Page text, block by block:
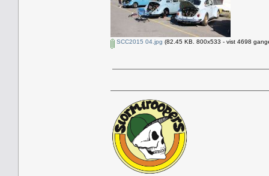
SCC2015 04.jpg (82.45 KB. 800x533 - vist 4698